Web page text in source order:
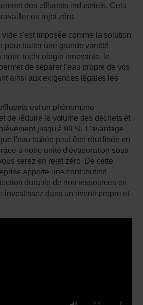
des effluents industriels. Cela
en rejet zéro.
vide s'est imposée comme la solution
pour traiter une grande variété
notre technologie innovante, le
de séparer l'eau propre de vos
ainsi aux exigences légales les
est un phénomène
de réduire le volume des déchets et
jusqu'à 99 %. L'avantage
l'eau traitée peut être réutilisée en
à notre unité d'évaporation sous
serez en rejet zéro. De cette
apporte une contribution
durable de nos ressources en
investissez dans un avenir propre et